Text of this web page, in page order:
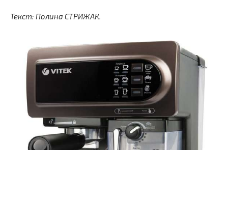
Текст: Полина СТРИЖАК.